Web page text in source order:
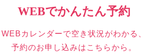
WEBでかんたん予約
WEBカレンダーで空き状況がわかる、
予約のお申し込みはこちらから。